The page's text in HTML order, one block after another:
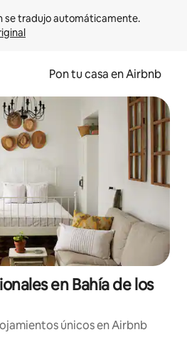
Pon tu casa en Airbnb
en Bahía de los
únicos en Airbnb